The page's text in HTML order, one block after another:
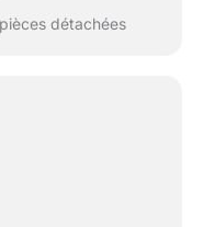
détachées